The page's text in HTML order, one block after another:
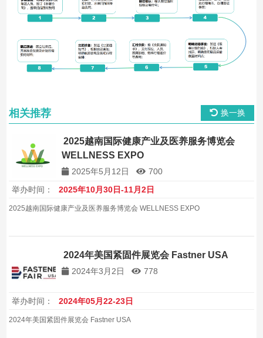
相关推荐 换一换
2025越南国际健康产业及医养服务博览会
WELLNESS EXPO
2025年5月12日
700
举办时间：
2025年10月30日-11月2日
2025越南国际健康产业及医养服务博览会 WELLNESS EXPO
2024年美国紧固件展览会 Fastner USA
2024年3月2日 778
举办时间： 2024年05月22-23日
2024年美国紧固件展览会 Fastner USA